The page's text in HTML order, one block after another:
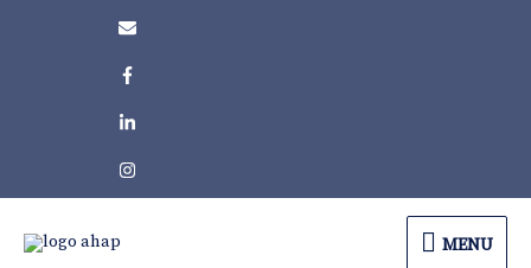
MENU
MENU